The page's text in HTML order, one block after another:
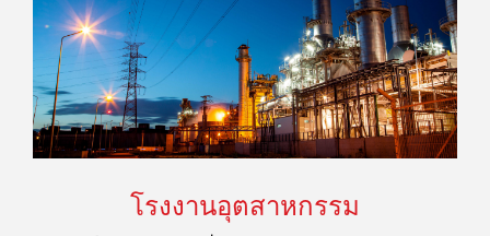
โรงงานอุตสาหกรรม